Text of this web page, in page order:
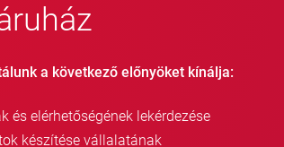
a következő előnyöket kínálja:
és elérhetőségének lekérdezése
készítése vállalatának